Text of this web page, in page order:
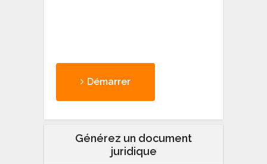
Démarrer
Générez un document
juridique